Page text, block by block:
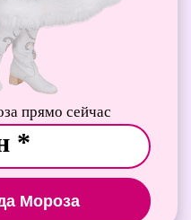
прямо сейчас
Мороза